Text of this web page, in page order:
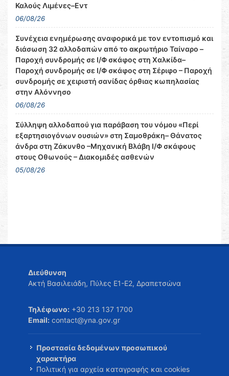
Καλούς Λιμένες–Εντ
06/08/26
Συνέχεια ενημέρωσης αναφορικά με τον εντοπισμό και
διάσωση 32 αλλοδαπών από το ακρωτήριο Ταίναρο –
Παροχή συνδρομής σε Ι/Φ σκάφος στη Χαλκίδα–
Παροχή συνδρομής σε Ι/Φ σκάφος στη Σέριφο – Παροχή
συνδρομής σε χειριστή σανίδας όρθιας κωπηλασίας
στην Αλόννησο
06/08/26
Σύλληψη αλλοδαπού για παράβαση του νόμου «Περί
εξαρτησιογόνων ουσιών» στη Σαμοθράκη– Θάνατος
άνδρα στη Ζάκυνθο –Μηχανική Βλάβη Ι/Φ σκάφους
στους Οθωνούς – Διακομιδές ασθενών
05/08/26
Διεύθυνση
Ακτή Βασιλειάδη, Πύλες Ε1-Ε2, Δραπετσώνα
Τηλέφωνο: +30 213 137 1700
Email: contact@yna.gov.gr
Προστασία δεδομένων προσωπικού
χαρακτήρα
Πολιτική για αρχεία καταγραφής και cookies